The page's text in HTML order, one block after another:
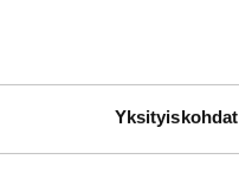
Yksityiskohdat